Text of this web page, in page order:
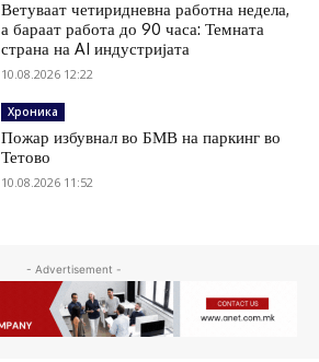
Ветуваат четиридневна работна недела,
а бараат работа до 90 часа: Темната
страна на AI индустријата
10.08.2026 12:22
Хроника
Пожар избувнал во БМВ на паркинг во
Тетово
10.08.2026 11:52
- Advertisement -